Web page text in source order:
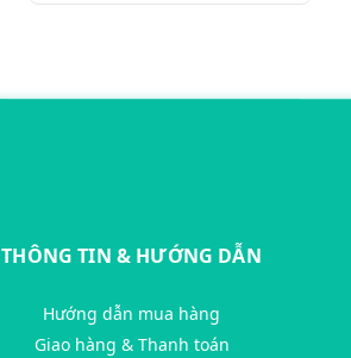
THÔNG TIN & HƯỚNG DẪN
Hướng dẫn mua hàng
Giao hàng & Thanh toán